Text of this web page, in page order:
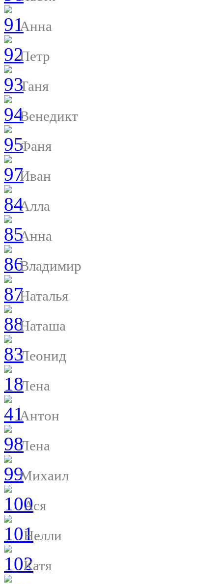
Анна
Петр
Таня
Венедикт
Фаня
Иван
Алла
Анна
Владимир
Наталья
Наташа
Леонид
Лена
Антон
Лена
Михаил
Ася
Нелли
Катя